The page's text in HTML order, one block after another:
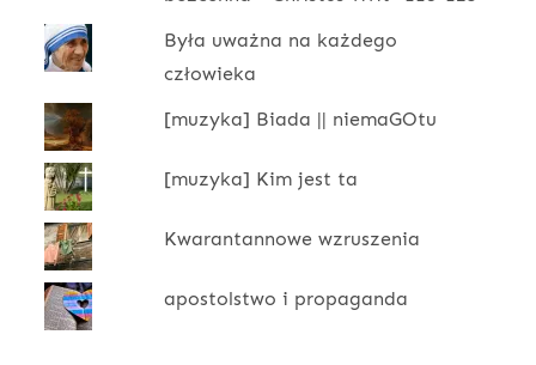
Była uważna na każdego
człowieka
[muzyka] Biada || niemaGOtu
[muzyka] Kim jest ta
Kwarantannowe wzruszenia
apostolstwo i propaganda